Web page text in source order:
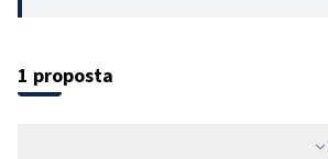
1 proposta